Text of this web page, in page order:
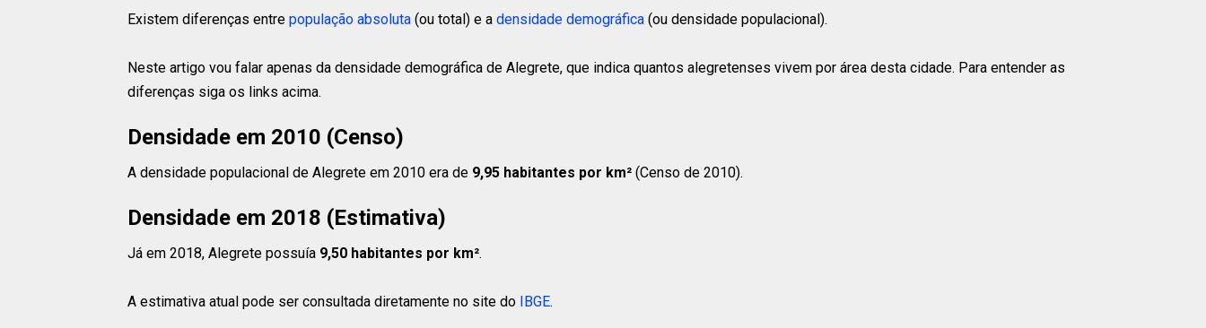
Existem diferenças entre população absoluta (ou total) e a densidade demográfica (ou densidade populacional).
Neste artigo vou falar apenas da densidade demográfica de Alegrete, que indica quantos alegretenses vivem por área desta cidade. Para entender as
diferenças siga os links acima.
Densidade em 2010 (Censo)
A densidade populacional de Alegrete em 2010 era de 9,95 habitantes por km² (Censo de 2010).
Densidade em 2018 (Estimativa)
Já em 2018, Alegrete possuía 9,50 habitantes por km².
A estimativa atual pode ser consultada diretamente no site do IBGE.